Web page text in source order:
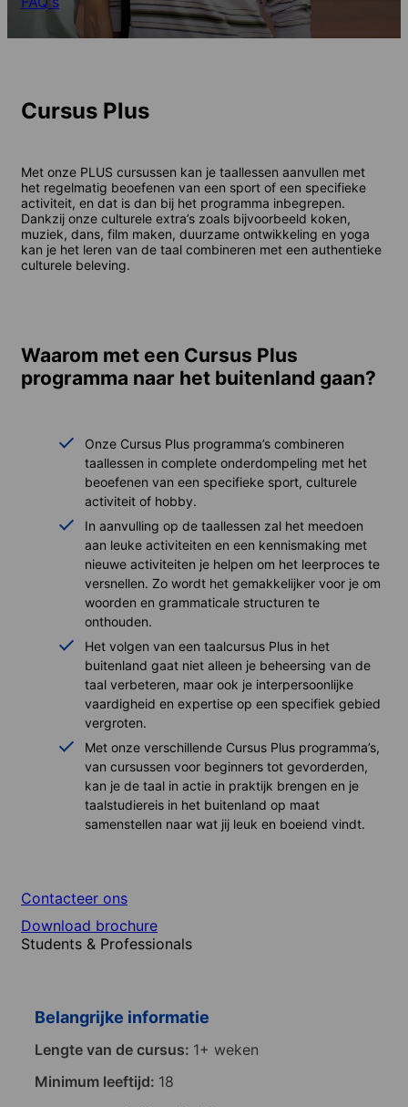
Cursus Plus
Met onze PLUS cursussen kan je taallessen aanvullen met
het regelmatig beoefenen van een sport of een specifieke
activiteit, en dat is dan bij het programma inbegrepen.
Dankzij onze culturele extra’s zoals bijvoorbeeld koken,
muziek, dans, film maken, duurzame ontwikkeling en yoga
kan je het leren van de taal combineren met een authentieke
culturele beleving.
Belangrijke informatie
Lengte van de cursus: 1+ weken
Minimum leeftijd: 18
Waarom met een Cursus Plus
programma naar het buitenland gaan?
Onze Cursus Plus programma’s combineren
taallessen in complete onderdompeling met het
beoefenen van een specifieke sport, culturele
activiteit of hobby.
In aanvulling op de taallessen zal het meedoen
aan leuke activiteiten en een kennismaking met
nieuwe activiteiten je helpen om het leerproces te
versnellen. Zo wordt het gemakkelijker voor je om
woorden en grammaticale structuren te
onthouden.
Het volgen van een taalcursus Plus in het
buitenland gaat niet alleen je beheersing van de
taal verbeteren, maar ook je interpersoonlijke
vaardigheid en expertise op een specifiek gebied
vergroten.
Met onze verschillende Cursus Plus programma’s,
van cursussen voor beginners tot gevorderden,
kan je de taal in actie in praktijk brengen en je
taalstudiereis in het buitenland op maat
samenstellen naar wat jij leuk en boeiend vindt.
Contacteer ons
Download brochure
Students & Professionals